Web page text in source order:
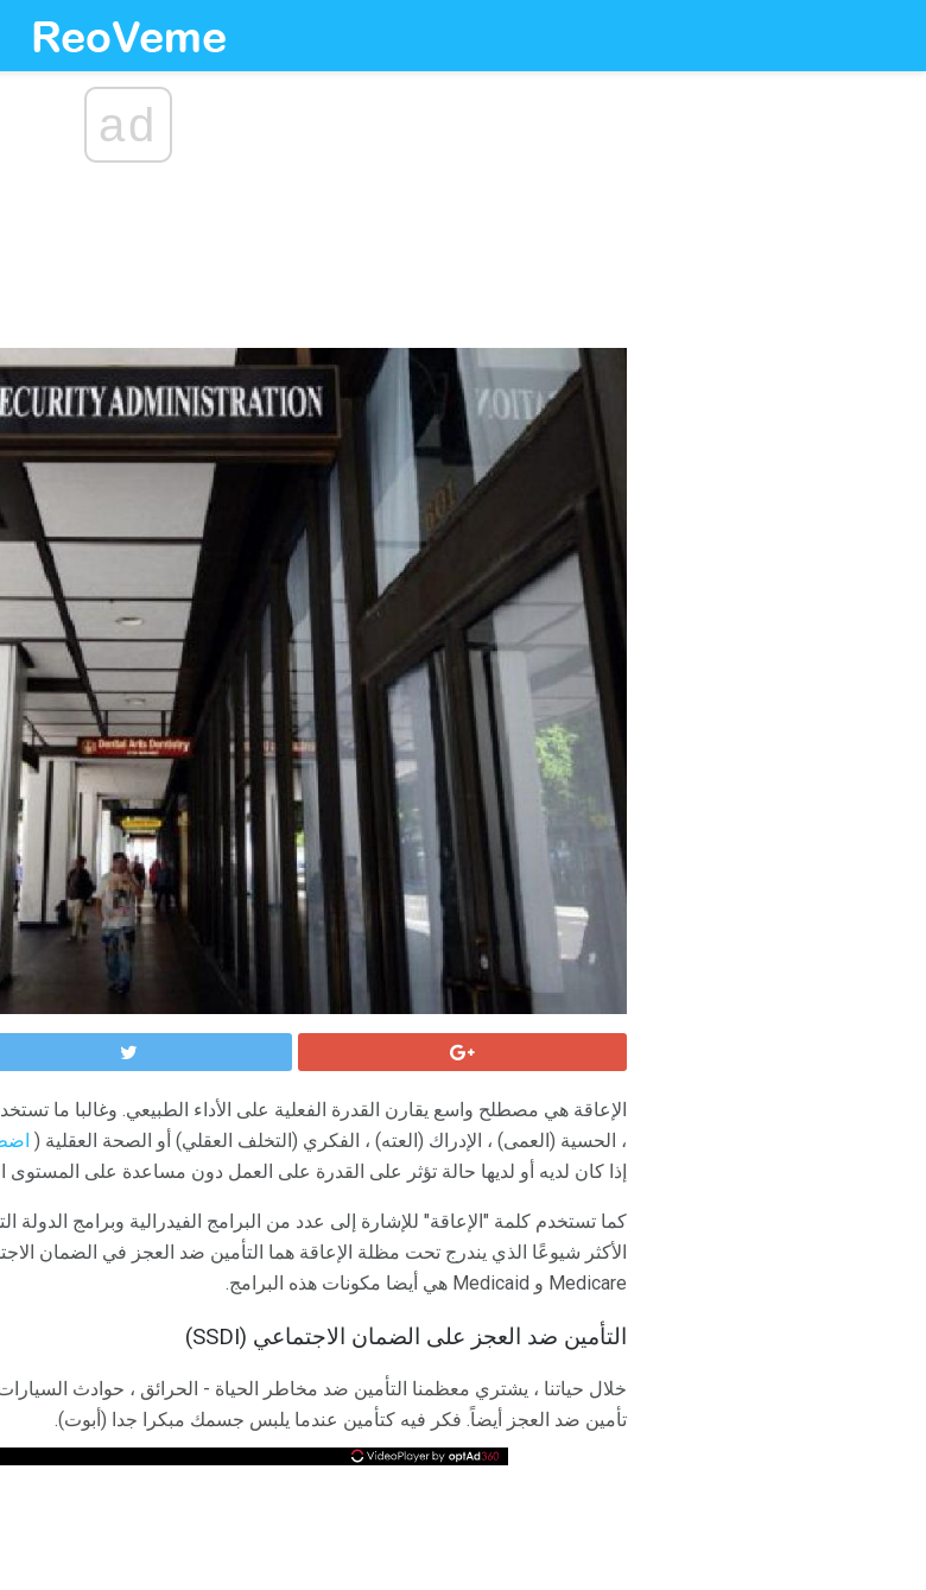
ad
الإعاقة هي مصطلح واسع يقارن القدرة الفعلية على الأداء الطبيعي. وغالبا ما
، الحسية (العمى) ، الإدراك (العته) ، الفكري (التخلف العقلي) أو الصحة العقلية (
إذا كان لديه أو لديها حالة تؤثر على القدرة على العمل دون مساعدة على
كما تستخدم كلمة "الإعاقة" للإشارة إلى عدد من البرامج الفيدرالية وبرامج الدولة
Medicare و Medicaid هي أيضا مكونات هذه البرامج.
التأمين ضد العجز على الضمان الاجتماعي (SSDI)
خلال حياتنا ، يشتري معظمنا التأمين ضد مخاطر الحياة - الحرائق ، حوادث
تأمين ضد العجز أيضاً. فكر فيه كتأمين عندما يلبس جسمك مبكرا جدا (أبوت).